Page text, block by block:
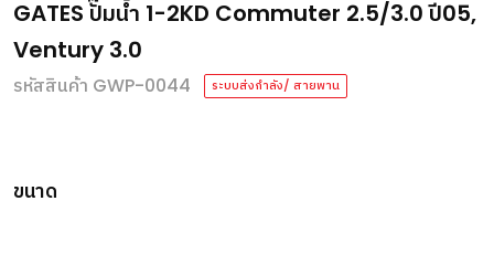
GATES ปั๊มน้ำ 1-2KD Commuter 2.5/3.0 ปี05,
Ventury 3.0
รหัสสินค้า GWP-0044 ระบบส่งกำลัง/ สายพาน
ขนาด